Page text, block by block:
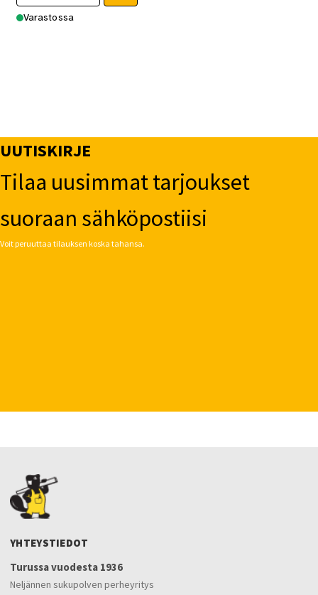
Varastossa
UUTISKIRJE
Tilaa uusimmat tarjoukset
suoraan sähköpostiisi
Voit peruuttaa tilauksen koska tahansa.
YHTEYSTIEDOT
Turussa vuodesta 1936
Neljännen sukupolven perheyritys